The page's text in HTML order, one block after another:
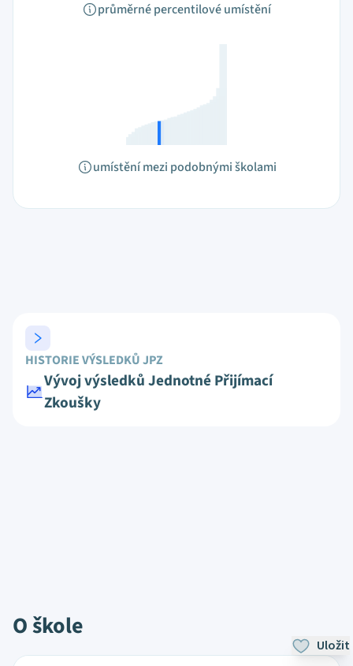
průměrné percentilové umístění
umístění mezi podobnými školami
HISTORIE VÝSLEDKŮ JPZ
Vývoj výsledků Jednotné Přijímací
Zkoušky
O škole
Uložit